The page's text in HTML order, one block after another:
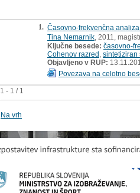
1 - 1 / 1
1. Časovno-frekvenčna
Tina Nemarnik , 2011,
Ključne besede: časovno-
Cohenov razred sintetiziran
Objavljeno v RUP:
Povezava na celotno
Na vrh